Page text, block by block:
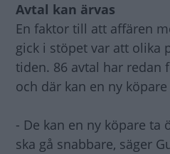
Avtal kan ärvas
En faktor till att affären
gick i stöpet var att olika
tiden. 86 avtal har redan
och där kan en ny
- De kan en ny köpare ta
ska gå snabbare, säger